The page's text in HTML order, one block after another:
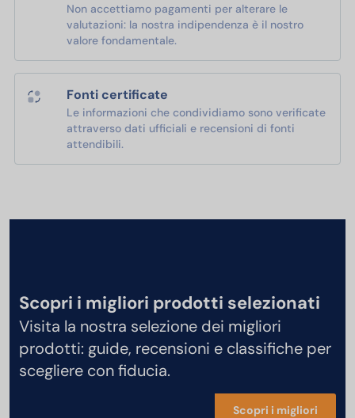
Non accettiamo pagamenti per alterare le
valutazioni: la nostra indipendenza è il nostro
valore fondamentale.
Fonti certificate
Le informazioni che condividiamo sono verificate
attraverso dati ufficiali e recensioni di fonti
attendibili.
Scopri i migliori prodotti selezionati
Visita la nostra selezione dei migliori
prodotti: guide, recensioni e classifiche per
scegliere con fiducia.
Scopri i migliori